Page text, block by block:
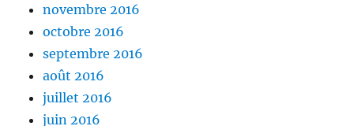
novembre 2016
octobre 2016
septembre 2016
août 2016
juillet 2016
juin 2016